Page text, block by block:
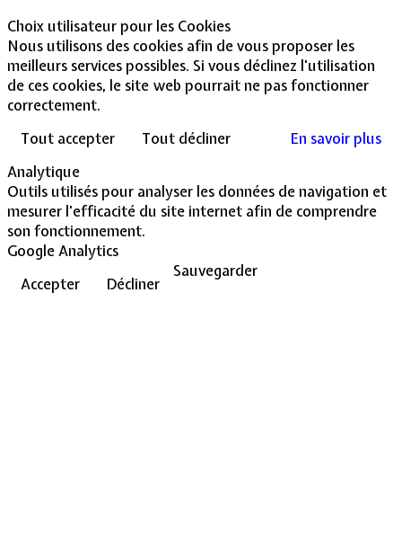
Choix utilisateur pour les Cookies
Nous utilisons des cookies afin de vous proposer les
meilleurs services possibles. Si vous déclinez l'utilisation
de ces cookies, le site web pourrait ne pas fonctionner
correctement.
Tout accepter
Tout décliner
En savoir plus
Analytique
Outils utilisés pour analyser les données de navigation et
mesurer l'efficacité du site internet afin de comprendre
son fonctionnement.
Google Analytics
Accepter
Décliner
Sauvegarder